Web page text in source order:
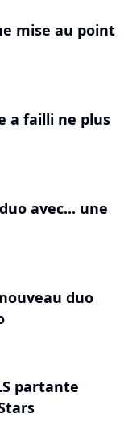
mise au point
a failli ne plus
avec... une
duo
partante